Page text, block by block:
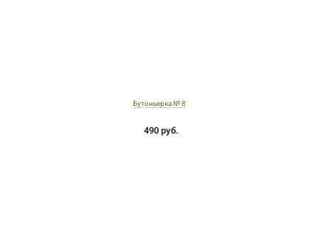
Бутоньерка № 8
490 руб.